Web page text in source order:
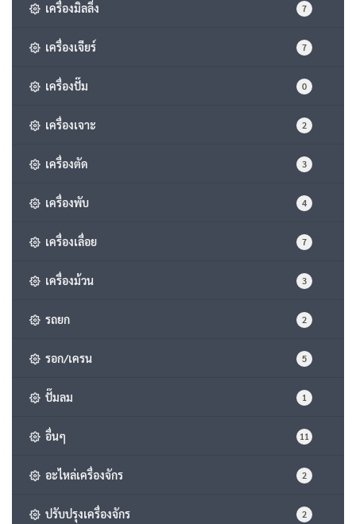
เครื่องมิลลิ่ง 7
เครื่องเจียร์ 7
เครื่องปั๊ม 0
เครื่องเจาะ 2
เครื่องตัด 3
เครื่องพับ 4
เครื่องเลื่อย 7
เครื่องม้วน 3
รถยก 2
รอก/เครน 5
ปั๊มลม 1
อื่นๆ 11
อะไหล่เครื่องจักร 2
ปรับปรุงเครื่องจักร 2